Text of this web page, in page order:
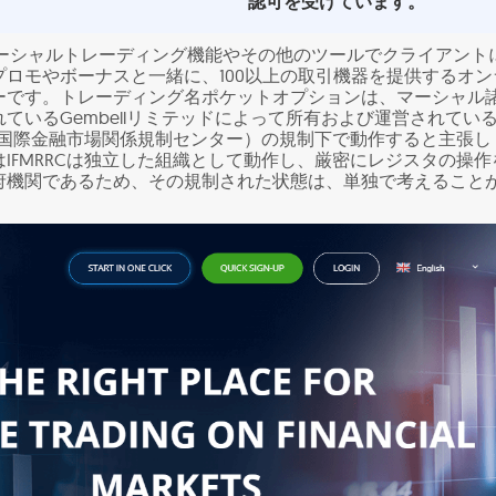
シャルトレーディング機能やその他のツールでクライアント
モやボーナスと一緒に、100以上の取引機器を提供するオ
す。トレーディング名ポケットオプションは、マーシャル
いるGembellリミテッドによって所有および運営されてい
際金融市場関係規制センター）の規制下で動作すると主張し
は独立した組織として動作し、厳密にレジスタの操作
関であるため、その規制された状態は、単独で考えること